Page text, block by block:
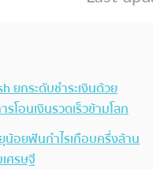
ยกระดับชำระเงินด้วย
โอนเงินรวดเร็วข้ามโลก
น้อยฟันกำไรเกือบครึ่งล้าน
ศรษฐี